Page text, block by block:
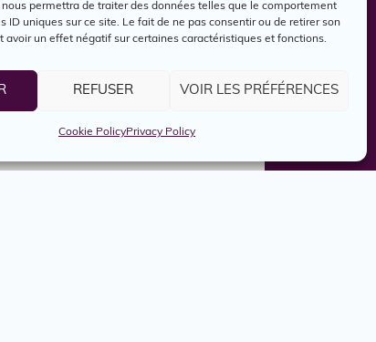
permettra de traiter des données telles que le comportement
ID uniques sur ce site. Le fait de ne pas consentir ou de retirer son
avoir un effet négatif sur certaines caractéristiques et fonctions.
REFUSER VOIR LES PRÉFÉRENCES
Cookie PolicyPrivacy Policy